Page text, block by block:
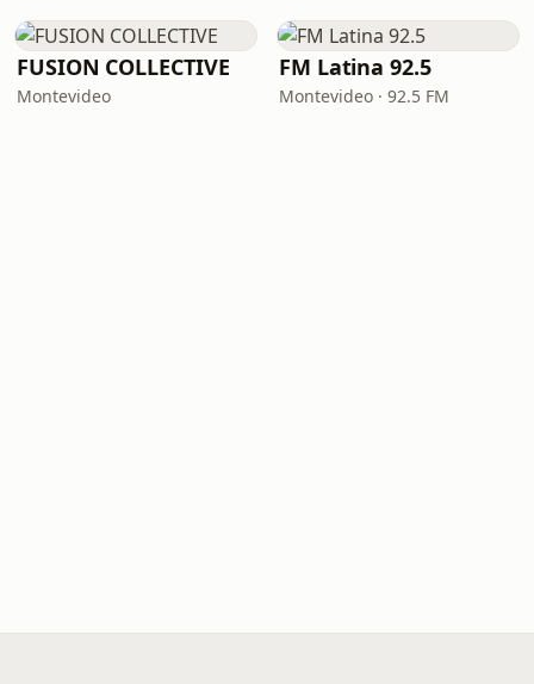
FUSION COLLECTIVE
Montevideo
FM Latina 92.5
Montevideo · 92.5 FM